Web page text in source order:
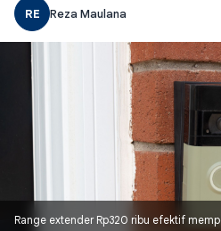
RE Reza Maulana
Range extender Rp320 ribu efektif